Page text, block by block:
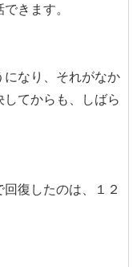
きます。
になり、それがなか
てからも、しばら
復したのは、１２